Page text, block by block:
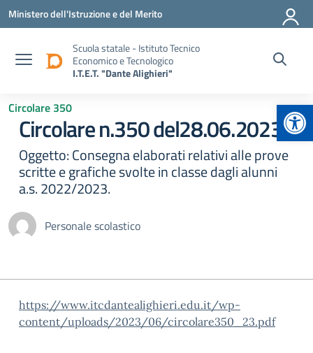
Vai ai contenuti
Vai al menu di navigazione
Vai al footer
Ministero dell'Istruzione e del Merito
Scuola statale - Istituto Tecnico
Economico e Tecnologico
I.T.E.T. "Dante Alighieri"
Circolare 350
Circolare n.350 del28.06.2023
Oggetto: Consegna elaborati relativi alle prove
scritte e grafiche svolte in classe dagli alunni
a.s. 2022/2023.
Personale scolastico
https://www.itcdantealighieri.edu.it/wp-
content/uploads/2023/06/circolare350_23.pdf